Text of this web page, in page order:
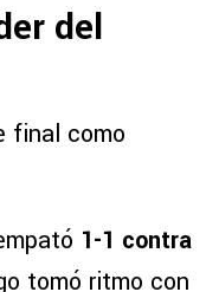
del
final como
1-1 contra
tomó ritmo con